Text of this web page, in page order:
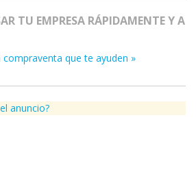
TU EMPRESA RÁPIDAMENTE Y A
compraventa que te ayuden »
anuncio?